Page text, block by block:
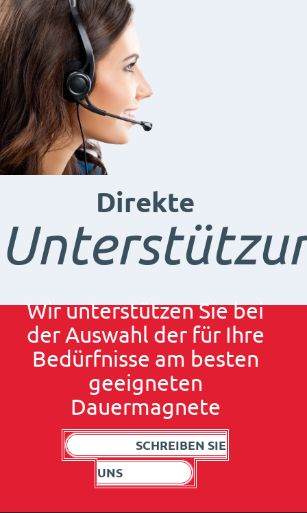
Direkte
Wir unterstützen Sie bei
der Auswahl der für Ihre
Bedürfnisse am besten
geeigneten
Dauermagnete
SCHREIBEN SIE
UNS